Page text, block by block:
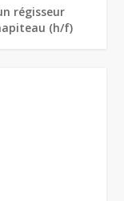
régisseur
(h/f)